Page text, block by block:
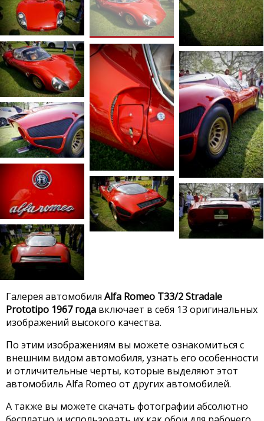
Галерея автомобиля Alfa Romeo T33/2 Stradale
Prototipo 1967 года включает в себя 13 оригинальных
изображений высокого качества.
По этим изображениям вы можете ознакомиться с
внешним видом автомобиля, узнать его особенности
и отличительные черты, которые выделяют этот
автомобиль Alfa Romeo от других автомобилей.
А также вы можете скачать фотографии абсолютно